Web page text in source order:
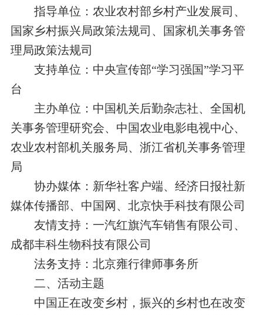
指导单位：农业农村部乡村产业发展司、
国家乡村振兴局政策法规司、国家机关事务管
理局政策法规司
支持单位：中央宣传部“学习强国”学习平
台
主办单位：中国机关后勤杂志社、全国机
关事务管理研究会、中国农业电影电视中心、
农业农村部机关服务局、浙江省机关事务管理
局
协办媒体：新华社客户端、经济日报社新
媒体传播部、中国网、北京快手科技有限公司
友情支持：一汽红旗汽车销售有限公司、
成都丰科生物科技有限公司
法务支持：北京雍行律师事务所
二、活动主题
中国正在改变乡村，振兴的乡村也在改变